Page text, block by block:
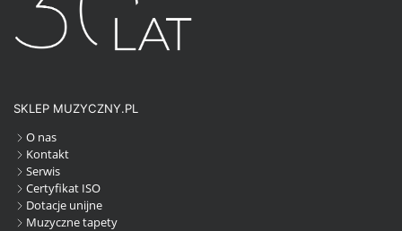
SKLEP MUZYCZNY.PL
O nas
Kontakt
Serwis
Certyfikat ISO
Dotacje unijne
Muzyczne tapety